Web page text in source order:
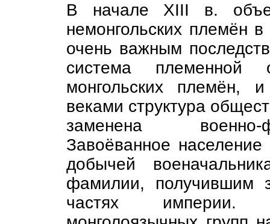
В начале XIII в.
немонгольских племён
очень важным
система племенной
монгольских племён,
веками структура
заменена военно-
Завоёванное
добычей
фамилии, получившим
частях империи.